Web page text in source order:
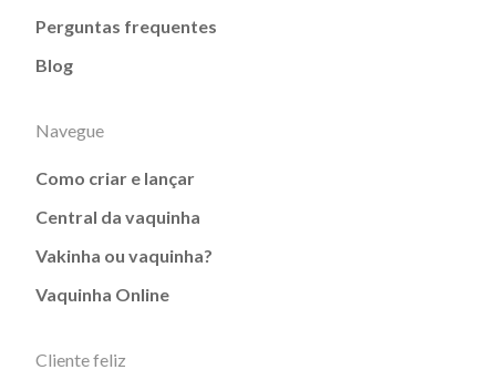
Perguntas frequentes
Blog
Navegue
Como criar e lançar
Central da vaquinha
Vakinha ou vaquinha?
Vaquinha Online
Cliente feliz